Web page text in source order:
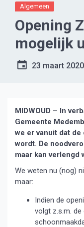
Algemeen
Opening
mogelijk
23 maart 2020
MIDWOUD – In
Gemeente
we er vanuit dat
wordt. De
maar kan verlengd
We weten nu (nog)
maar:
Indien de
volgt z.s.m.